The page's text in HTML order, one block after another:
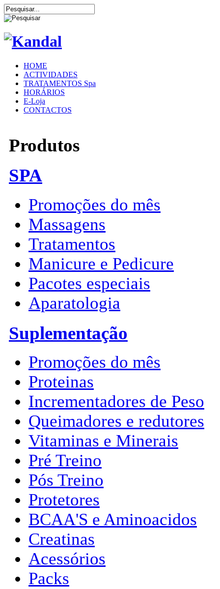
HOME
ACTIVIDADES
TRATAMENTOS Spa
HORÁRIOS
E-Loja
CONTACTOS
Produtos
SPA
Promoções do mês
Massagens
Tratamentos
Manicure e Pedicure
Pacotes especiais
Aparatologia
Suplementação
Promoções do mês
Proteinas
Incrementadores de Peso
Queimadores e redutores
Vitaminas e Minerais
Pré Treino
Pós Treino
Protetores
BCAA'S e Aminoacidos
Creatinas
Acessórios
Packs